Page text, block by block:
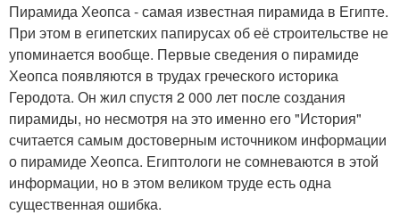
Пирамида Хеопса - самая известная пирамида в Египте.
При этом в египетских папирусах об её строительстве не
упоминается вообще. Первые сведения о пирамиде
Хеопса появляются в трудах греческого историка
Геродота. Он жил спустя 2 000 лет после создания
пирамиды, но несмотря на это именно его "История"
считается самым достоверным источником информации
о пирамиде Хеопса. Египтологи не сомневаются в этой
информации, но в этом великом труде есть одна
существенная ошибка.